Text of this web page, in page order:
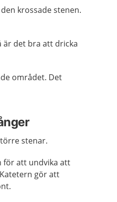
krossade stenen.
är det bra att dricka
området. Det
stenar.
för att undvika att
gör att